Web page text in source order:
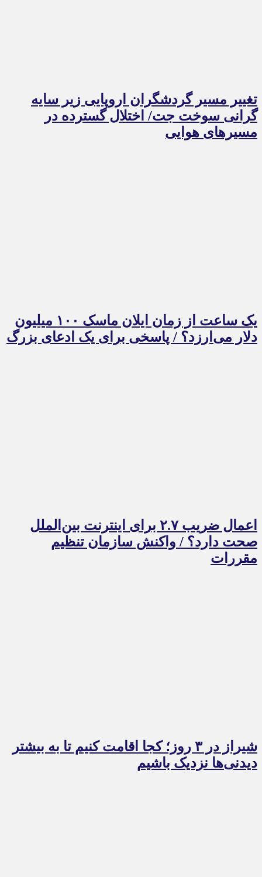
تغییر مسیر گردشگران اروپایی زیر سایه
گرانی سوخت جت/ اختلال گسترده در
مسیرهای هوایی
یک ساعت از زمان ایلان ماسک ۱۰۰ میلیون
دلار می‌ارزد؟ / پاسخی برای یک ادعای بزرگ
اعمال ضریب ۲.۷ برای اینترنت بین‌الملل
صحت دارد؟ / واکنش سازمان تنظیم
مقررات
شیراز در ۳ روز؛ کجا اقامت کنیم تا به بیشتر
دیدنی‌ها نزدیک باشیم